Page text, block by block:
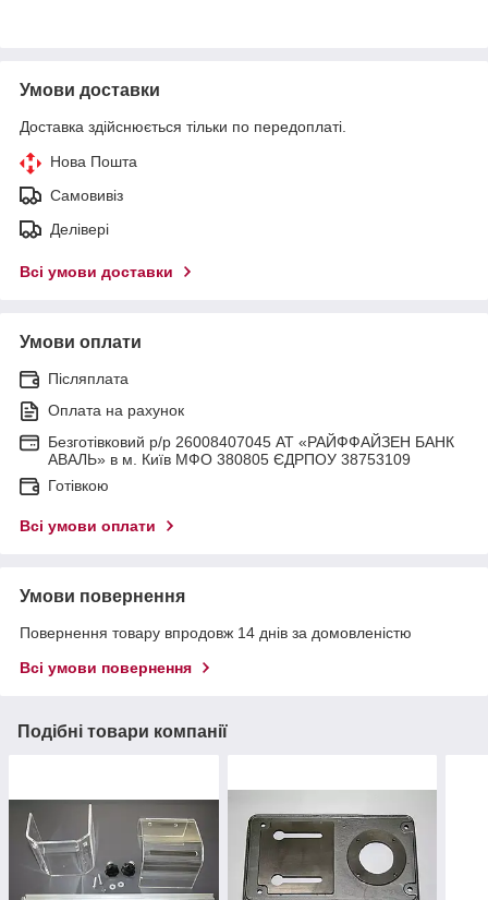
Умови доставки
Доставка здійснюється тільки по передоплаті.
Нова Пошта
Самовивіз
Делівері
Всі умови доставки
Умови оплати
Післяплата
Оплата на рахунок
Безготівковий р/р 26008407045 АТ «РАЙФФАЙЗЕН БАНК
АВАЛЬ» в м. Київ МФО 380805 ЄДРПОУ 38753109
Готівкою
Всі умови оплати
Умови повернення
Повернення товару впродовж 14 днів за домовленістю
Всі умови повернення
Подібні товари компанії